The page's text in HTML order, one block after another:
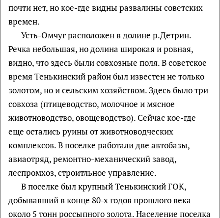
почти нет, но кое-где видны развалины советских
времен.
Усть-Омчуг расположен в долине р.Детрин.
Речка небольшая, но долина широкая и ровная,
видно, что здесь были совхозные поля. В советское
время Тенькинский район был известен не только
золотом, но и сельским хозяйством. Здесь было три
совхоза (птицеводство, молочное и мясное
животноводство, овощеводство). Сейчас кое-где
еще остались руины от животноводческих
комплексов. В поселке работали две автобазы,
авиаотряд, ремонтно-механический завод,
леспромхоз, строитльное управление.
В поселке был крупный Тенькинский ГОК,
добывавший в конце 80-х годов прошлого века
около 5 тонн россыпного золота. Население поселка